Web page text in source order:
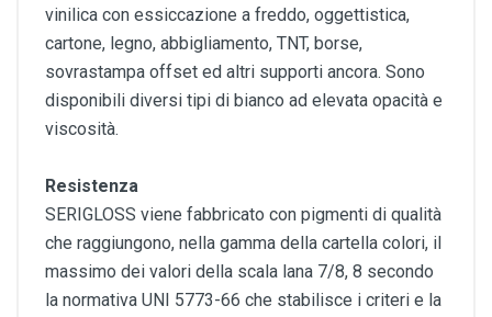
vinilica con essiccazione a freddo, oggettistica,
cartone, legno, abbigliamento, TNT, borse,
sovrastampa offset ed altri supporti ancora. Sono
disponibili diversi tipi di bianco ad elevata opacità e
viscosità.
Resistenza
SERIGLOSS viene fabbricato con pigmenti di qualità
che raggiungono, nella gamma della cartella colori, il
massimo dei valori della scala lana 7/8, 8 secondo
la normativa UNI 5773-66 che stabilisce i criteri e la